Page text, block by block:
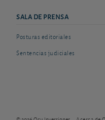
SALA DE PRENSA
Posturas editoriales
Sentencias judiciales